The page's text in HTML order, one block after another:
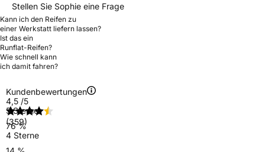
Stellen Sie Sophie eine Frage
Kann ich den Reifen zu
einer Werkstatt liefern lassen?
Ist das ein
Runflat-Reifen?
Wie schnell kann
ich damit fahren?
Kundenbewertungen
4,5 /5
(359)
5 Sterne
76 %
4 Sterne